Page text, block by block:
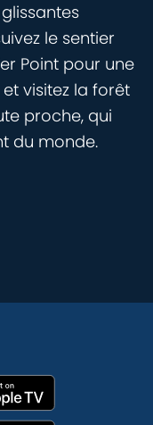
le sentier
Point pour une
visitez la forêt
proche, qui
du monde.